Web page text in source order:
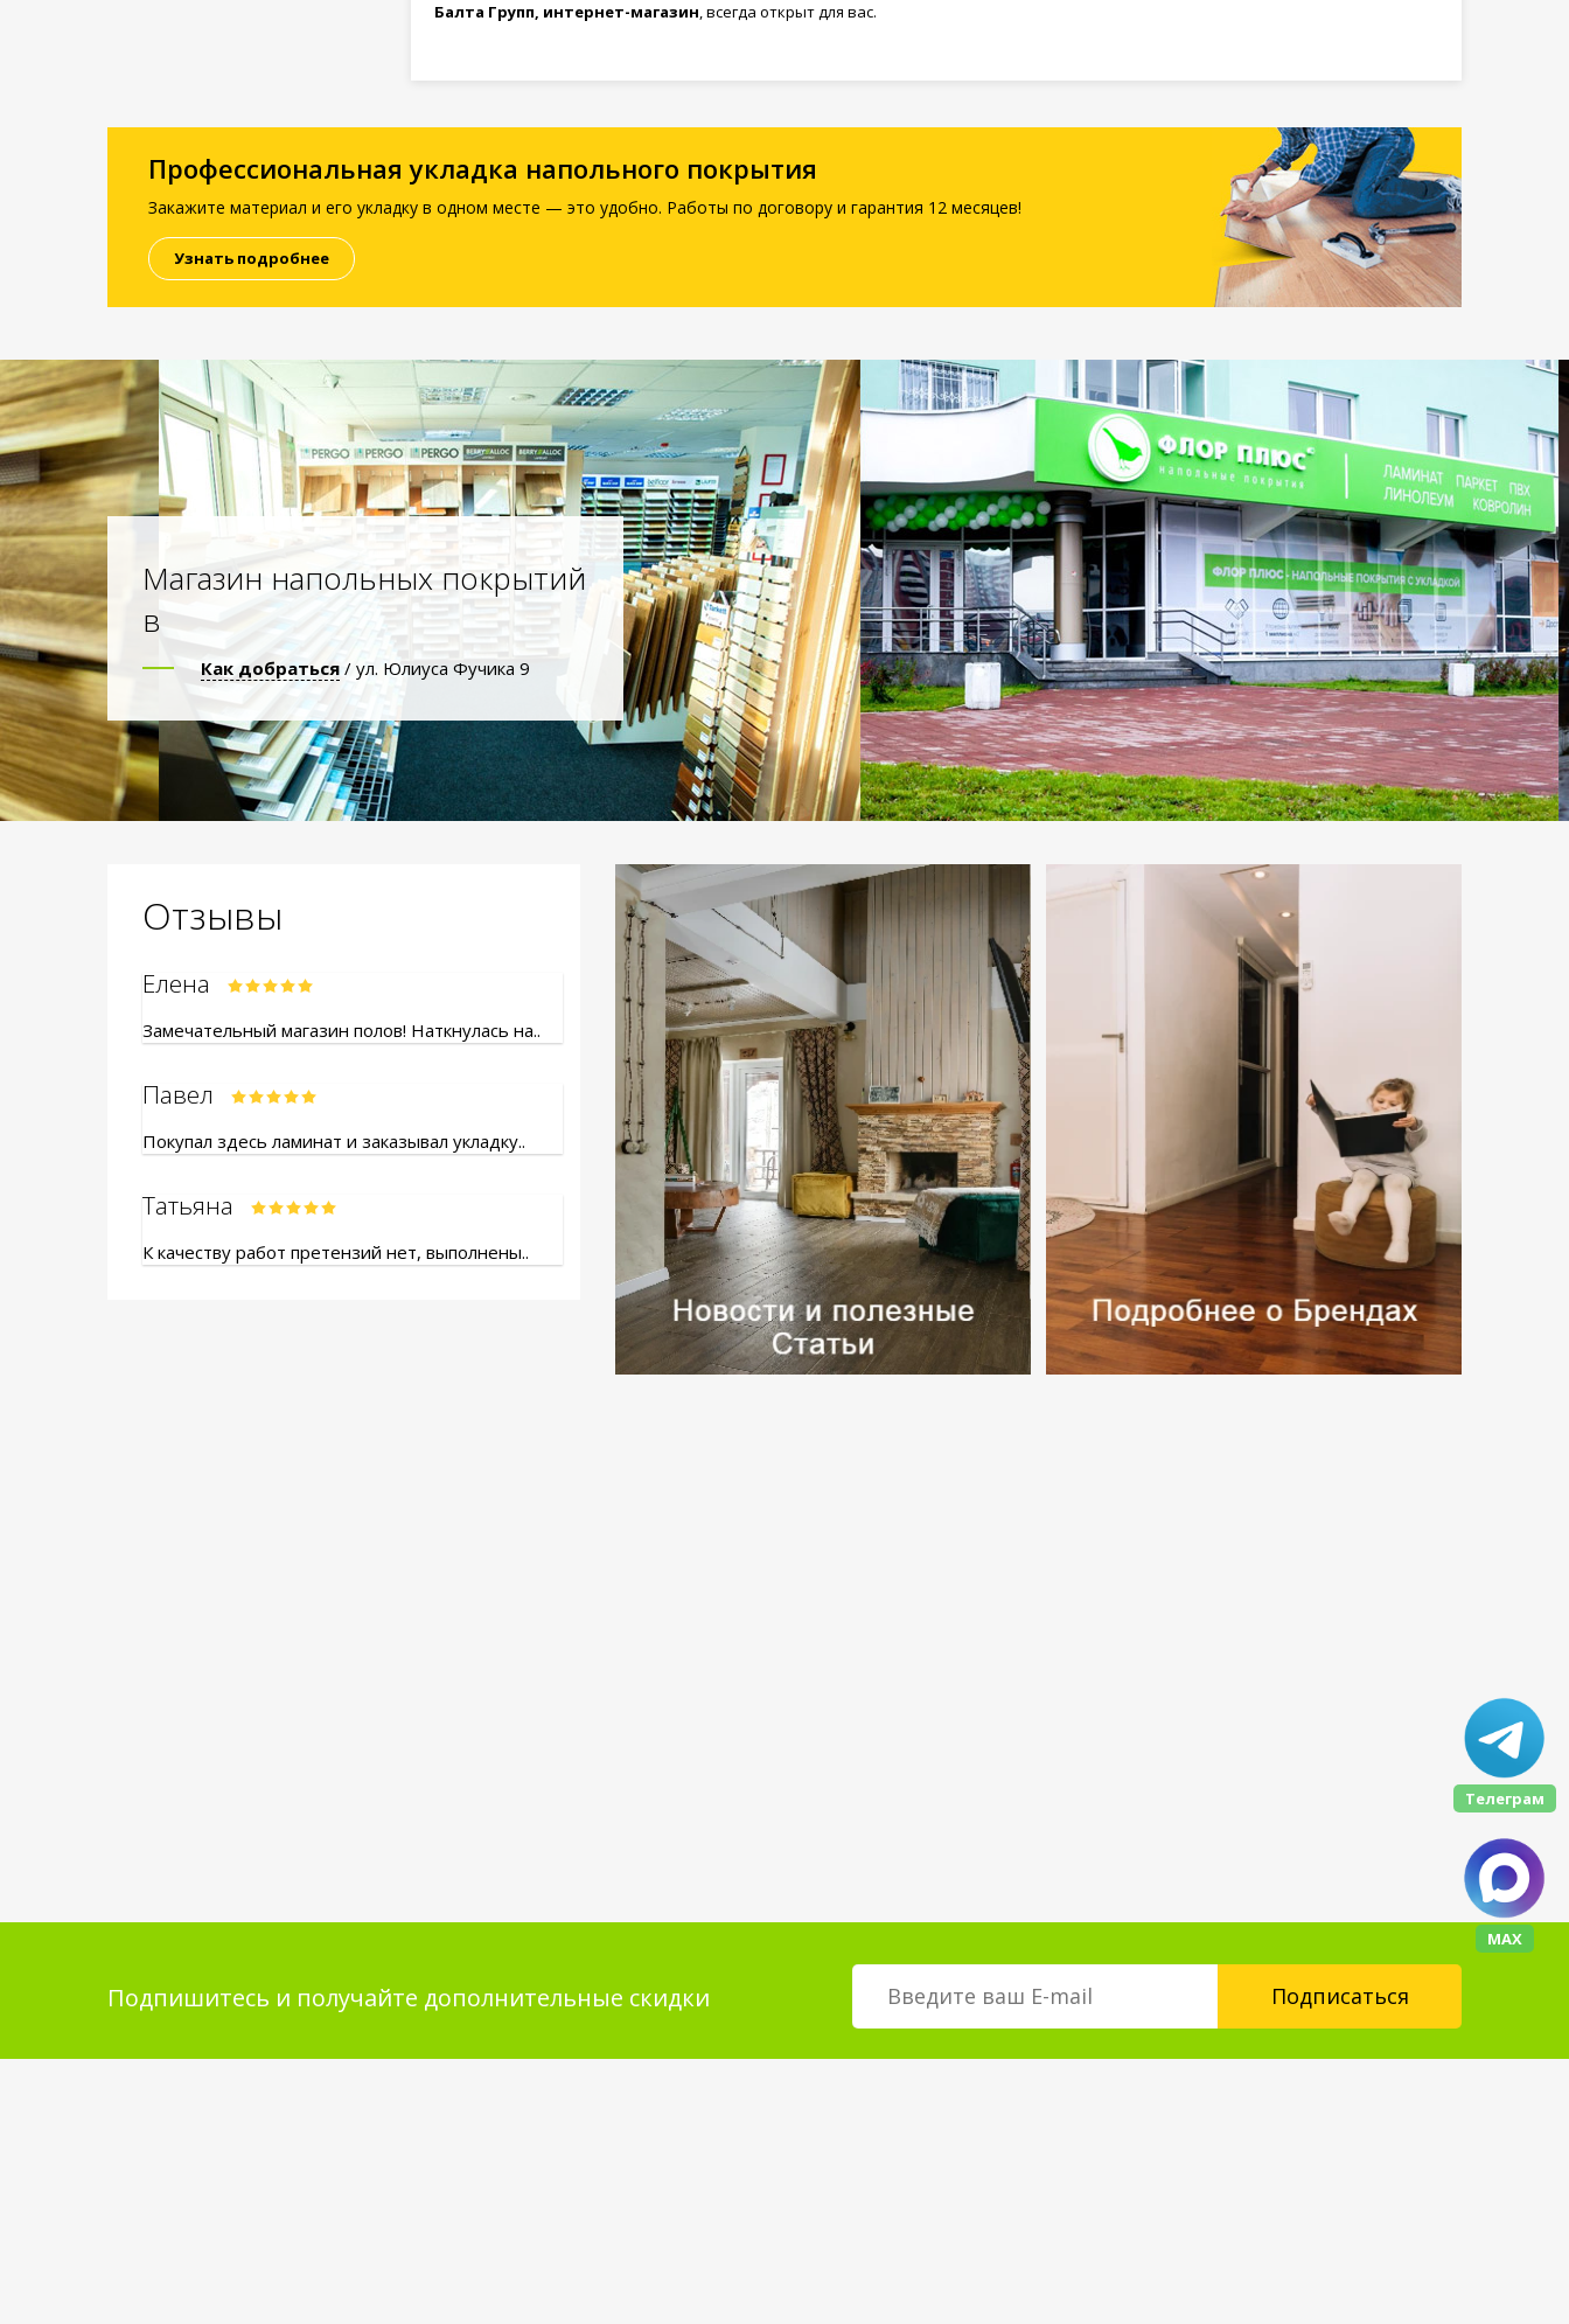
Балта Групп, интернет-магазин, всегда открыт для вас.
Профессиональная укладка напольного покрытия
Закажите материал и его укладку в одном месте — это удобно. Работы по договору и гарантия 12 месяцев!
Узнать подробнее
Магазин напольных покрытий
в
Как добраться / ул. Юлиуса Фучика 9
Отзывы
Елена
Замечательный магазин полов! Наткнулась на..
Павел
Покупал здесь ламинат и заказывал укладку..
Татьяна
К качеству работ претензий нет, выполнены..
Подпишитесь и получайте дополнительные скидки
Телеграм
МАХ